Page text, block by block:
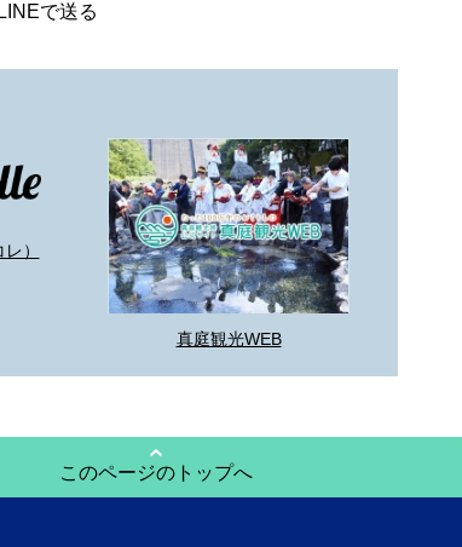
LINEで送る
）
真庭観光WEB
このページのトップへ